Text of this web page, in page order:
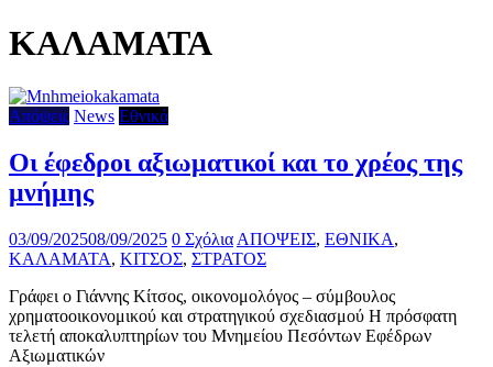
ΚΑΛΑΜΑΤΑ
Απόψεις News Εθνικά
Οι έφεδροι αξιωματικοί και το χρέος της
μνήμης
03/09/202508/09/2025 0 Σχόλια ΑΠΟΨΕΙΣ, ΕΘΝΙΚΑ,
ΚΑΛΑΜΑΤΑ, ΚΙΤΣΟΣ, ΣΤΡΑΤΟΣ
Γράφει ο Γιάννης Κίτσος, οικονομολόγος – σύμβουλος
χρηματοοικονομικού και στρατηγικού σχεδιασμού Η πρόσφατη
τελετή αποκαλυπτηρίων του Μνημείου Πεσόντων Εφέδρων
Αξιωματικών